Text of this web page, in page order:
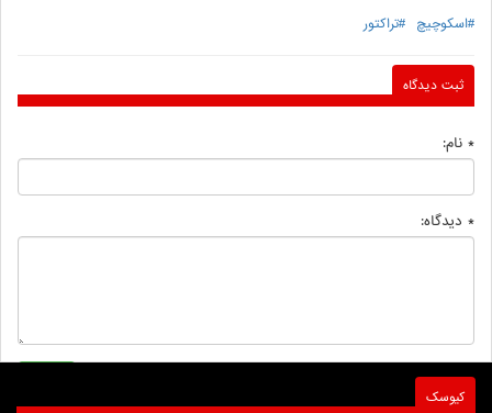
#اسکوچیچ #تراکتور
ثبت دیدگاه
* نام:
* دیدگاه:
کیوسک